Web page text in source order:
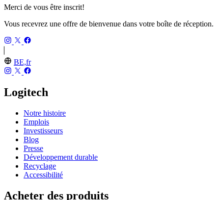
Merci de vous être inscrit!
Vous recevrez une offre de bienvenue dans votre boîte de réception.
BE,fr
Logitech
Notre histoire
Emplois
Investisseurs
Blog
Presse
Développement durable
Recyclage
Accessibilité
Acheter des produits